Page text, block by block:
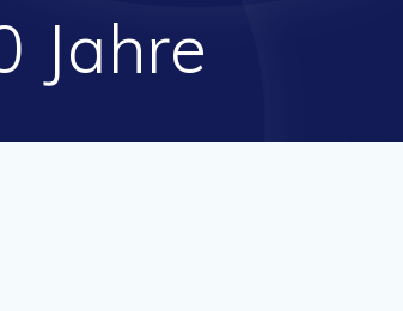
Jahre